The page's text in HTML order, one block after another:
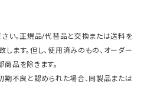
い。正規品/代替品と交換または送料を
ます。但し、使用済みのもの、オーダー
品を除きます。
期不良と認められた場合、同製品または